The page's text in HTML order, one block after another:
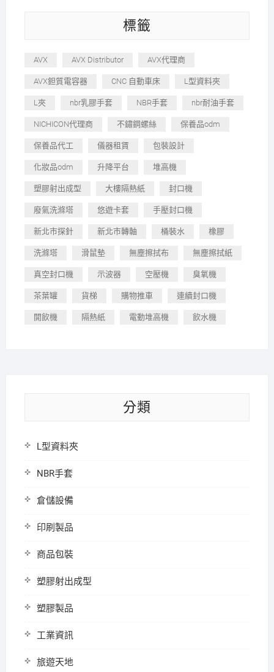
標籤
AVX AVX Distributor AVX代理商
AVX鉭質電容器 CNC 自動車床 L型資料夾
L夾 nbr乳膠手套 NBR手套 nbr耐油手套
NICHICON代理商 不鏽鋼螺絲 保養品odm
保養品代工 儀器租賃 包裝設計
化妝品odm 升降平台 堆高機
塑膠射出成型 大樓隔熱紙 封口機
廢氣洗滌塔 悠遊卡套 手壓封口機
新北市探針 新北市轉軸 桶裝水 橡膠
洗滌塔 滑鼠墊 無塵擦拭布 無塵擦拭紙
真空封口機 示波器 空壓機 臭氧機
茶葉罐 貨梯 購物推車 連續封口機
開飲機 隔熱紙 電動堆高機 飲水機
分類
L型資料夾
NBR手套
倉儲設備
印刷製品
商品包裝
塑膠射出成型
塑膠製品
工業資訊
旅遊天地